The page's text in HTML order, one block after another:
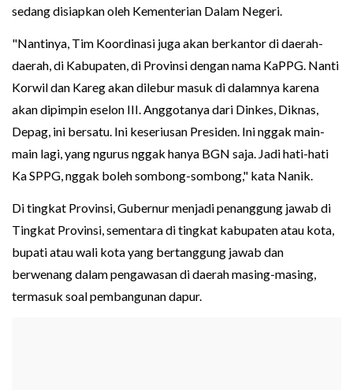
sedang disiapkan oleh Kementerian Dalam Negeri.
"Nantinya, Tim Koordinasi juga akan berkantor di daerah-
daerah, di Kabupaten, di Provinsi dengan nama KaPPG. Nanti
Korwil dan Kareg akan dilebur masuk di dalamnya karena
akan dipimpin eselon III. Anggotanya dari Dinkes, Diknas,
Depag, ini bersatu. Ini keseriusan Presiden. Ini nggak main-
main lagi, yang ngurus nggak hanya BGN saja. Jadi hati-hati
Ka SPPG, nggak boleh sombong-sombong," kata Nanik.
Di tingkat Provinsi, Gubernur menjadi penanggung jawab di
Tingkat Provinsi, sementara di tingkat kabupaten atau kota,
bupati atau wali kota yang bertanggung jawab dan
berwenang dalam pengawasan di daerah masing-masing,
termasuk soal pembangunan dapur.